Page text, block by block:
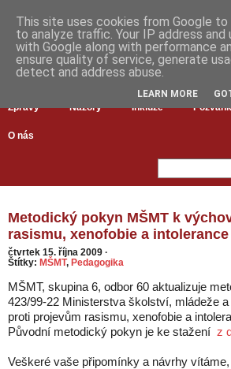
Zprávy Názory Inkluze
O nás
Metodický pokyn MŠMT k
rasismu, xenofobie a intolerance
čtvrtek 15. října 2009 ·
Štítky: MŠMT, Pedagogika
MŠMT, skupina 6, odbor 60 aktualizuje
423/99-22 Ministerstva školství, mládeže
proti projevům rasismu, xenofobie a
Původní metodický pokyn je ke stažení z
Veškeré vaše připomínky a návrhy
This site uses cookies from Google
to analyze traffic. Your IP address and
with Google along with performance
ensure quality of service, generate
detect and address abuse.
LEARN MORE